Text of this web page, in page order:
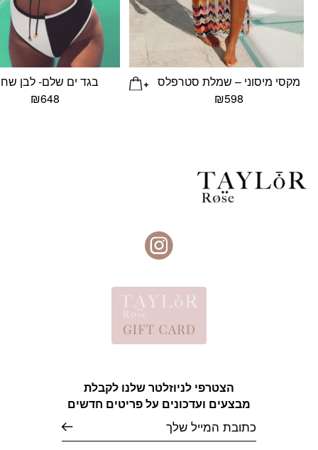
מקסי מיסוני – שמלת סטרפלס
₪598
בגד ים שלם- לבן
₪648
הצטרפי לניוזלטר שלנו לקבלת
מבצעים ועדכונים על פריטים חדשים